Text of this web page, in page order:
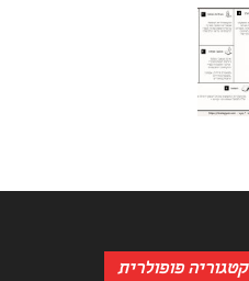
קטגוריה פופולרית